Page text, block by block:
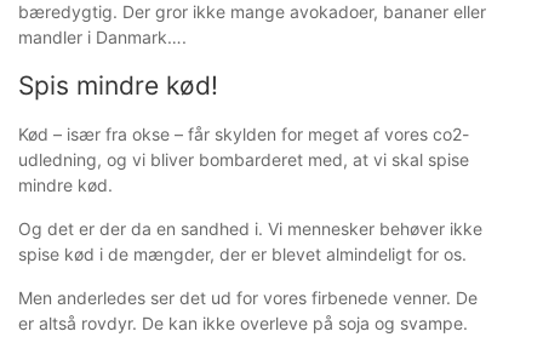
bæredygtig. Der gror ikke mange avokadoer, bananer eller
mandler i Danmark….
Spis mindre kød!
Kød – især fra okse – får skylden for meget af vores co2-
udledning, og vi bliver bombarderet med, at vi skal spise
mindre kød.
Og det er der da en sandhed i. Vi mennesker behøver ikke
spise kød i de mængder, der er blevet almindeligt for os.
Men anderledes ser det ud for vores firbenede venner. De
er altså rovdyr. De kan ikke overleve på soja og svampe.